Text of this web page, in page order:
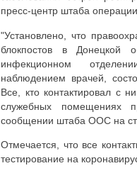
пресс-центр штаба
"Установлено, что
блокпостов в Донецкой
инфекционном
наблюдением врачей,
Все, кто контактировал с
служебных помещениях
сообщении штаба ООС на
Отмечается, что все
тестирование на